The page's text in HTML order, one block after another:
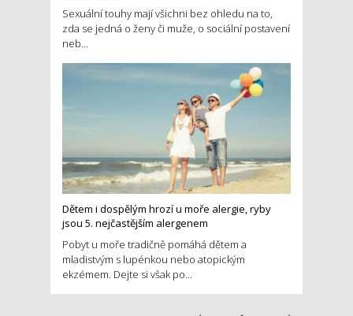
Sexuální touhy mají všichni bez ohledu na to,
zda se jedná o ženy či muže, o sociální postavení
neb...
Dětem i dospělým hrozí u moře alergie, ryby
jsou 5. nejčastějším alergenem
Pobyt u moře tradičně pomáhá dětem a
mladistvým s lupénkou nebo atopickým
ekzémem. Dejte si však po...